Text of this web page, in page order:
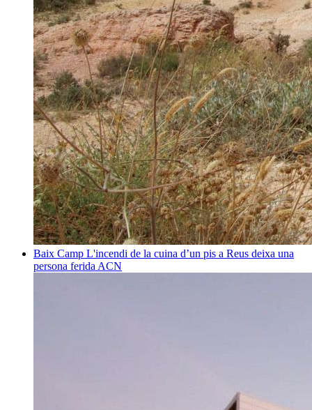
Baix Camp L'incendi de la cuina d’un pis a Reus deixa una
persona ferida ACN